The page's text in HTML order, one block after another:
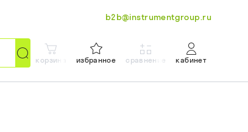
b2b@instrumentgroup.ru
корзина избранное сравнение кабинет